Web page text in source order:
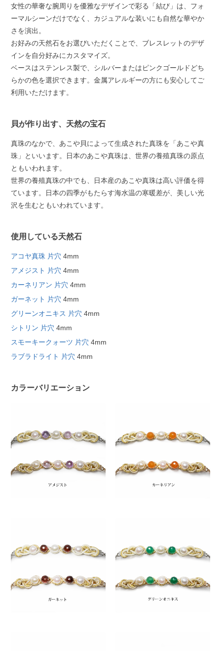
女性の華奢な腕周りを優雅なデザインで彩る「結び」は、フォ
ーマルシーンだけでなく、カジュアルな装いにも自然な華やか
さを演出。
お好みの天然石をお選びいただくことで、ブレスレットのデザ
インを自分好みにカスタマイズ。
ベースはステンレス製で、シルバーまたはピンクゴールドどち
らかの色を選択できます。金属アレルギーの方にも安心してご
利用いただけます。
貝が作り出す、天然の宝石
真珠のなかで、あこや貝によって生成された真珠を「あこや真
珠」といいます。日本のあこや真珠は、世界の養殖真珠の原点
ともいわれます。
世界の養殖真珠の中でも、日本産のあこや真珠は高い評価を得
ています。日本の四季がもたらす海水温の寒暖差が、美しい光
沢を生むともいわれています。
使用している天然石
アコヤ真珠 片穴 4mm
アメジスト 片穴 4mm
カーネリアン 片穴 4mm
ガーネット 片穴 4mm
グリーンオニキス 片穴 4mm
シトリン 片穴 4mm
スモーキークォーツ 片穴 4mm
ラブラドライト 片穴 4mm
カラーバリエーション